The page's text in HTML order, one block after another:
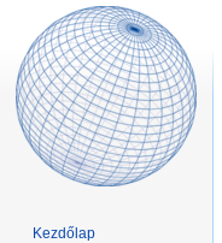
Kezdőlap